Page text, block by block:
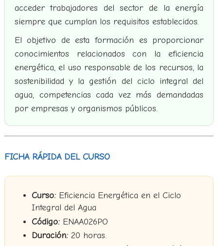
acceder trabajadores del sector de la energía
siempre que cumplan los requisitos establecidos.
El objetivo de esta formación es proporcionar
conocimientos relacionados con la eficiencia
energética, el uso responsable de los recursos, la
sostenibilidad y la gestión del ciclo integral del
agua, competencias cada vez más demandadas
por empresas y organismos públicos.
FICHA RÁPIDA DEL CURSO
Curso:Eficiencia Energética en el Ciclo
Integral del Agua
Código:ENAA026PO
Duración:20 horas.